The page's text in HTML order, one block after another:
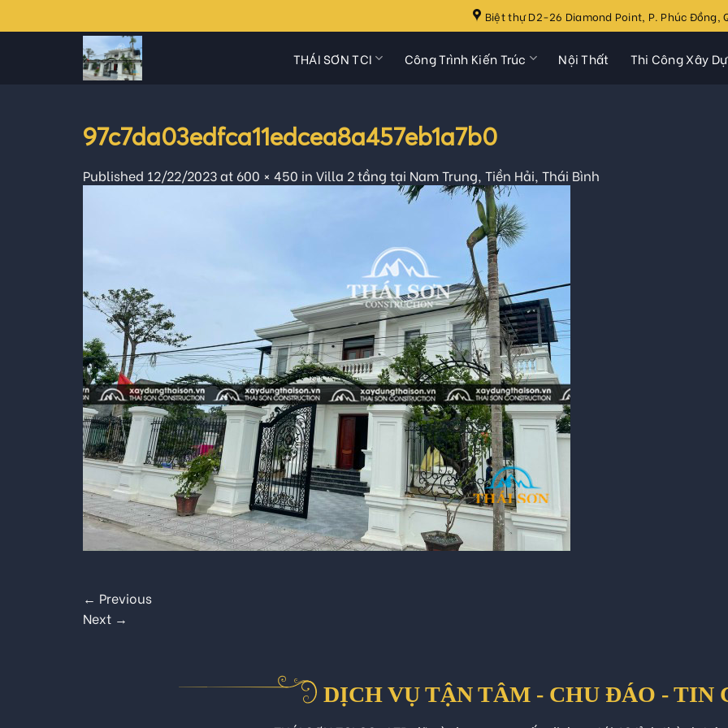
to
Biệt thự D2-26 Diamond Point, P. Phúc Đồng,
THÁI SƠN TCI Công Trình Kiến Trúc Nội Thất Thi Công Xây
97c7da03edfca11edcea8a457eb1a7b0
Published 12/22/2023at 600 × 450 in Villa 2 tầng tại Nam Trung, Tiền Hải, Thái Bình
← Previous
Next →
DỊCH VỤ TẬN TÂM - CHU ĐÁO - TIN